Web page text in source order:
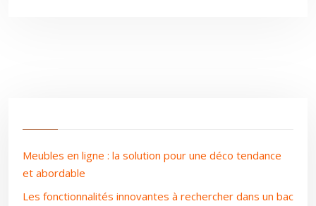
Meubles en ligne : la solution pour une déco tendance
et abordable
Les fonctionnalités innovantes à rechercher dans un bac